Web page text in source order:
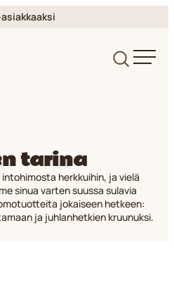
tarina
herkkuihin, ja vielä
sinua varten suussa sulavia
jokaiseen hetkeen:
ja juhlanhetkien kruunuksi.